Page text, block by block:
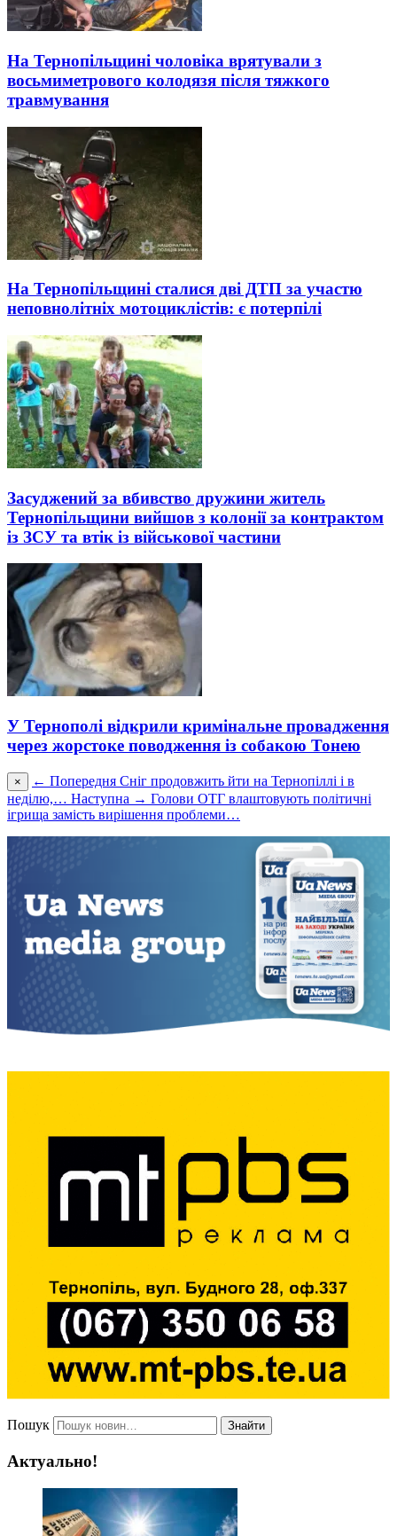
На Тернопільщині чоловіка врятували з
восьмиметрового колодязя після тяжкого
травмування
На Тернопільщині сталися дві ДТП за участю
неповнолітніх мотоциклістів: є потерпілі
Засуджений за вбивство дружини житель
Тернопільщини вийшов з колонії за контрактом
із ЗСУ та втік із військової частини
У Тернополі відкрили кримінальне провадження
через жорстоке поводження із собакою Тонею
× ← Попередня Сніг продовжить йти на Тернопіллі і в
неділю,… Наступна → Голови ОТГ влаштовують політичні
ігрища замість вирішення проблеми…
Пошук Знайти
Актуально!